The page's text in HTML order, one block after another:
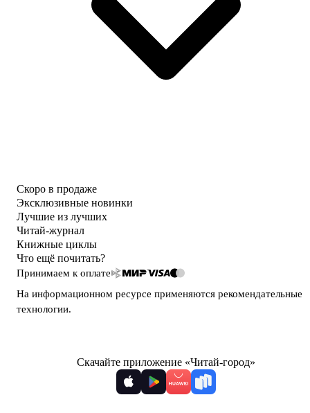
Скоро в продаже
Эксклюзивные новинки
Лучшие из лучших
Читай-журнал
Книжные циклы
Что ещё почитать?
Принимаем к оплате
На информационном ресурсе применяются рекомендательные
технологии.
Скачайте приложение «Читай-город»